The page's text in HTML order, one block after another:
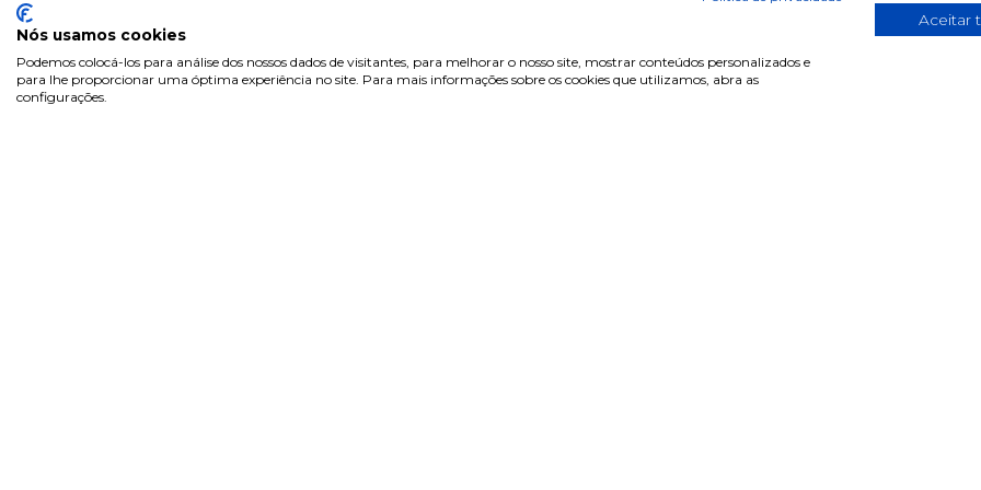
Nós usamos cookies
Podemos colocá-los para análise dos nossos dados de visitantes, para melhorar o nosso site, mostrar conteúdos personalizados e
para lhe proporcionar uma óptima experiência no site. Para mais informações sobre os cookies que utilizamos, abra as
configurações.
Aceitar